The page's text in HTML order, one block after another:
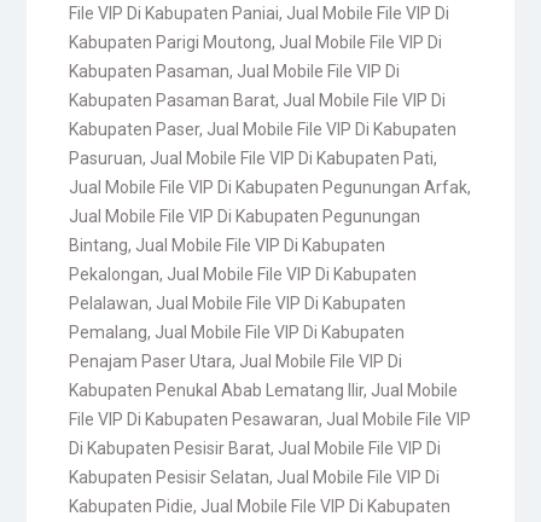
File VIP Di Kabupaten Paniai, Jual Mobile File VIP Di
Kabupaten Parigi Moutong, Jual Mobile File VIP Di
Kabupaten Pasaman, Jual Mobile File VIP Di
Kabupaten Pasaman Barat, Jual Mobile File VIP Di
Kabupaten Paser, Jual Mobile File VIP Di Kabupaten
Pasuruan, Jual Mobile File VIP Di Kabupaten Pati,
Jual Mobile File VIP Di Kabupaten Pegunungan Arfak,
Jual Mobile File VIP Di Kabupaten Pegunungan
Bintang, Jual Mobile File VIP Di Kabupaten
Pekalongan, Jual Mobile File VIP Di Kabupaten
Pelalawan, Jual Mobile File VIP Di Kabupaten
Pemalang, Jual Mobile File VIP Di Kabupaten
Penajam Paser Utara, Jual Mobile File VIP Di
Kabupaten Penukal Abab Lematang Ilir, Jual Mobile
File VIP Di Kabupaten Pesawaran, Jual Mobile File VIP
Di Kabupaten Pesisir Barat, Jual Mobile File VIP Di
Kabupaten Pesisir Selatan, Jual Mobile File VIP Di
Kabupaten Pidie, Jual Mobile File VIP Di Kabupaten